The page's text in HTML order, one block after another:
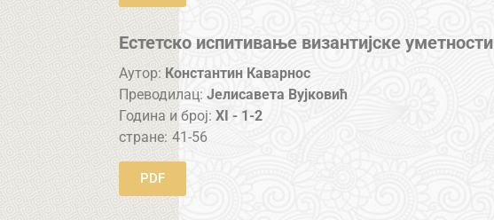
Естетско испитивање византијске уметности
Аутор: Константин Каварнос
Преводилац: Јелисавета Вујковић
Година и број:XI - 1-2
стране: 41-56
PDF